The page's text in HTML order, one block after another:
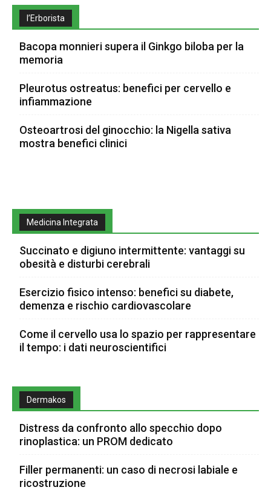
l’Erborista
Bacopa monnieri supera il Ginkgo biloba per la
memoria
Pleurotus ostreatus: benefici per cervello e
infiammazione
Osteoartrosi del ginocchio: la Nigella sativa
mostra benefici clinici
Medicina Integrata
Succinato e digiuno intermittente: vantaggi su
obesità e disturbi cerebrali
Esercizio fisico intenso: benefici su diabete,
demenza e rischio cardiovascolare
Come il cervello usa lo spazio per rappresentare
il tempo: i dati neuroscientifici
Dermakos
Distress da confronto allo specchio dopo
rinoplastica: un PROM dedicato
Filler permanenti: un caso di necrosi labiale e
ricostruzione